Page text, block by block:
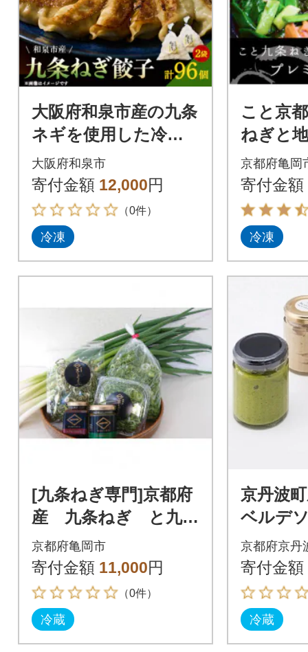
大阪府和泉市産の九条
ネギを使用した冷凍
餃子 48個入×2パッ
ク(計96個) 道の駅で
大好評!
大阪府和泉市
寄付金額 12,000円
（0件）
冷凍
こと京
ねぎと
りのプ
焼き 2人
京都府亀岡
寄付金額
冷凍
[九条ねぎ専門]京都府
産 九条ねぎ と九条
ねぎ加工品 詰め合わ
せセット
京都府亀岡市
寄付金額 11,000円
（0件）
冷蔵
京丹波
ベルデ
クリー
せ
京都府京丹
寄付金額
冷蔵